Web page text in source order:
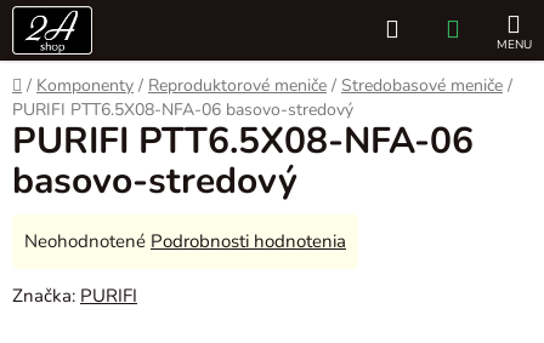
Prejsť
obsah
Hľadať
KOŠÍK
Domov
/ Komponenty / Reproduktorové meniče / Stredobasové meniče /
PURIFI PTT6.5X08-NFA-06 basovo-stredový
PURIFI PTT6.5X08-NFA-06
basovo-stredový
Priemerné
produktu
Neohodnotené Podrobnosti hodnotenia
Značka: PURIFI